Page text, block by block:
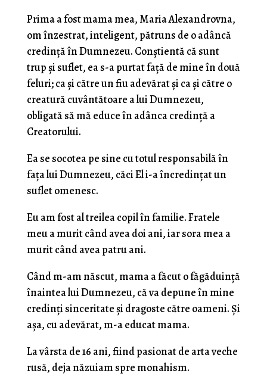
Prima a fost mama mea, Maria Alexandrovna,
om înzestrat, inteligent, pătruns de o adâncă
credinţă în Dumnezeu. Conştientă că sunt
trup şi suflet, ea s-a purtat faţă de mine în două
feluri; ca şi către un fiu adevărat şi ca şi către o
creatură cuvântătoare a lui Dumnezeu,
obligată să mă educe în adânca credinţă a
Creatorului.
Ea se socotea pe sine cu totul responsabilă în
faţa lui Dumnezeu, căci El i-a încredinţat un
suflet omenesc.
Eu am fost al treilea copil în familie. Fratele
meu a murit când avea doi ani, iar sora mea a
murit când avea patru ani.
Când m-am născut, mama a făcut o făgăduinţă
înaintea lui Dumnezeu, că va depune în mine
credin­ţi sinceritate şi dragoste către oameni. Şi
aşa, cu ade­vărat, m-a educat mama.
La vârsta de 16 ani, fiind pasionat de arta veche
rusă, deja năzuiam spre monahism.